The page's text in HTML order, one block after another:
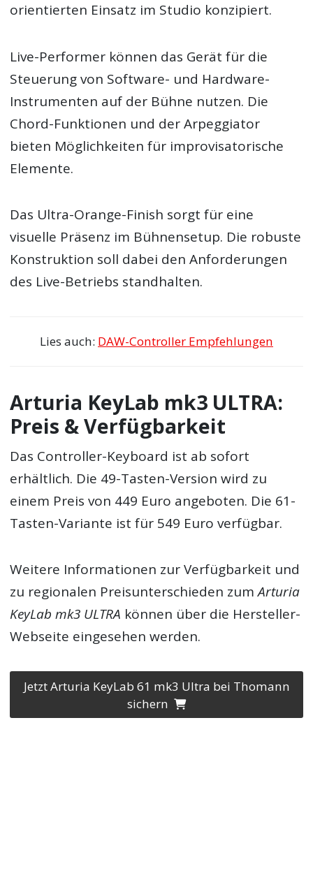
orientierten Einsatz im Studio konzipiert.
Live-Performer können das Gerät für die
Steuerung von Software- und Hardware-
Instrumenten auf der Bühne nutzen. Die
Chord-Funktionen und der Arpeggiator
bieten Möglichkeiten für improvisatorische
Elemente.
Das Ultra-Orange-Finish sorgt für eine
visuelle Präsenz im Bühnensetup. Die robuste
Konstruktion soll dabei den Anforderungen
des Live-Betriebs standhalten.
Lies auch: DAW-Controller Empfehlungen
Arturia KeyLab mk3 ULTRA:
Preis & Verfügbarkeit
Das Controller-Keyboard ist ab sofort
erhältlich. Die 49-Tasten-Version wird zu
einem Preis von 449 Euro angeboten. Die 61-
Tasten-Variante ist für 549 Euro verfügbar.
Weitere Informationen zur Verfügbarkeit und
zu regionalen Preisunterschieden zumArturia
KeyLab mk3 ULTRA können über die Hersteller-
Webseite eingesehen werden.
Jetzt Arturia KeyLab 61 mk3 Ultra bei Thomann
sichern